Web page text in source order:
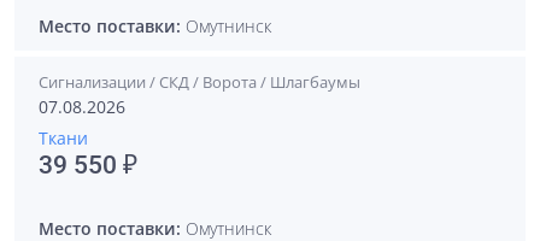
Место поставки: Омутнинск
Сигнализации / СКД / Ворота / Шлагбаумы
07.08.2026
Ткани
39 550 ₽
Место поставки: Омутнинск